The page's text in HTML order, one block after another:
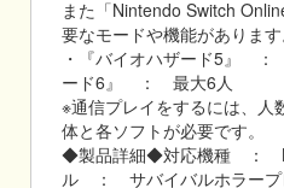
また「Nintendo Switch
要なモードや機能があります
・『バイオハザード5』
ード6』 ： 最大6人
※通信プレイをするには、人
体と各ソフトが必要です。
◆製品詳細◆対応機種 ：
ル ： サバイバルホラー